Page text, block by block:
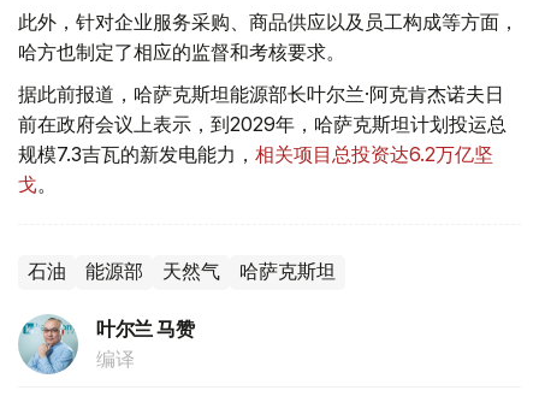
此外，针对企业服务采购、商品供应以及员工构成等方面，
哈方也制定了相应的监督和考核要求。
据此前报道，哈萨克斯坦能源部长叶尔兰·阿克肯杰诺夫日
前在政府会议上表示，到2029年，哈萨克斯坦计划投运总
规模7.3吉瓦的新发电能力， 相关项目总投资达6.2万亿坚
戈。
石油 能源部 天然气 哈萨克斯坦
叶尔兰 马赞
编译